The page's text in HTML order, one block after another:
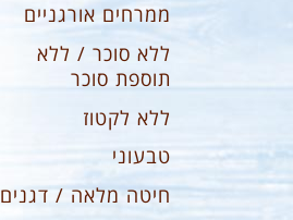
ממרחים אורגניים
ללא סוכר / ללא
תוספת סוכר
ללא לקטוז
טבעוני
חיטה מלאה / דגנים